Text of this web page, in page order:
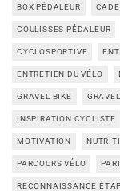
BOX PÉDALEUR
COULISSES PÉDALEUR
CYCLOSPORTIVE
ENTRETIEN DU VÉLO
GRAVEL BIKE
INSPIRATION CYCLISTE
MOTIVATION
PARCOURS VÉLO
RECONNAISSANCE